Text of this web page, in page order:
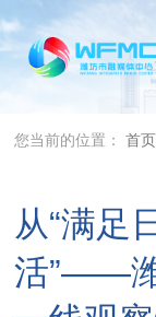
您当前的位置：首页
从“满足
活”——